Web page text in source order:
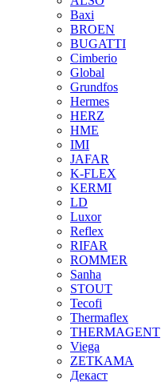
Baxi
BROEN
BUGATTI
Cimberio
Global
Grundfos
Hermes
HERZ
HME
IMI
JAFAR
K-FLEX
KERMI
LD
Luxor
Reflex
RIFAR
ROMMER
Sanha
STOUT
Tecofi
Thermaflex
THERMAGENT
Viega
ZETKAMA
Декаст